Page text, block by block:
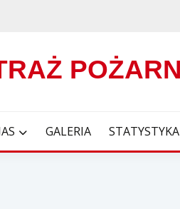
GALERIA STATYSTYKA